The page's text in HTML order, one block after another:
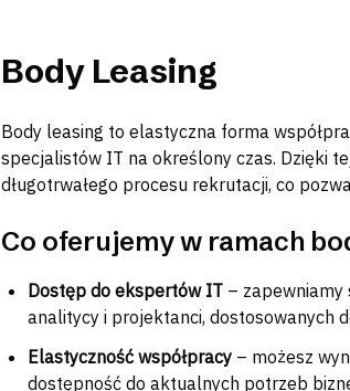
Body Leasing
Body leasing to elastyczna forma
specjalistów IT na określony czas. Dzięki
długotrwałego procesu rekrutacji, co
Co oferujemy w ramach
Dostęp do ekspertów IT –
analitycy i projektanci, dostosowanych
Elastyczność współpracy – możesz
dostępność do aktualnych potrzeb